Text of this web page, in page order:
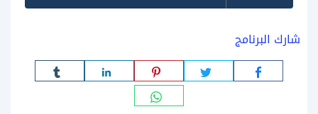
شارك البرنامج